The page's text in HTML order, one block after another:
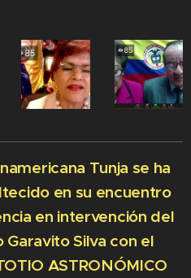
Tunja se ha
en su encuentro
en intervención del
Garavito Silva con el
ASTRONÓMICO